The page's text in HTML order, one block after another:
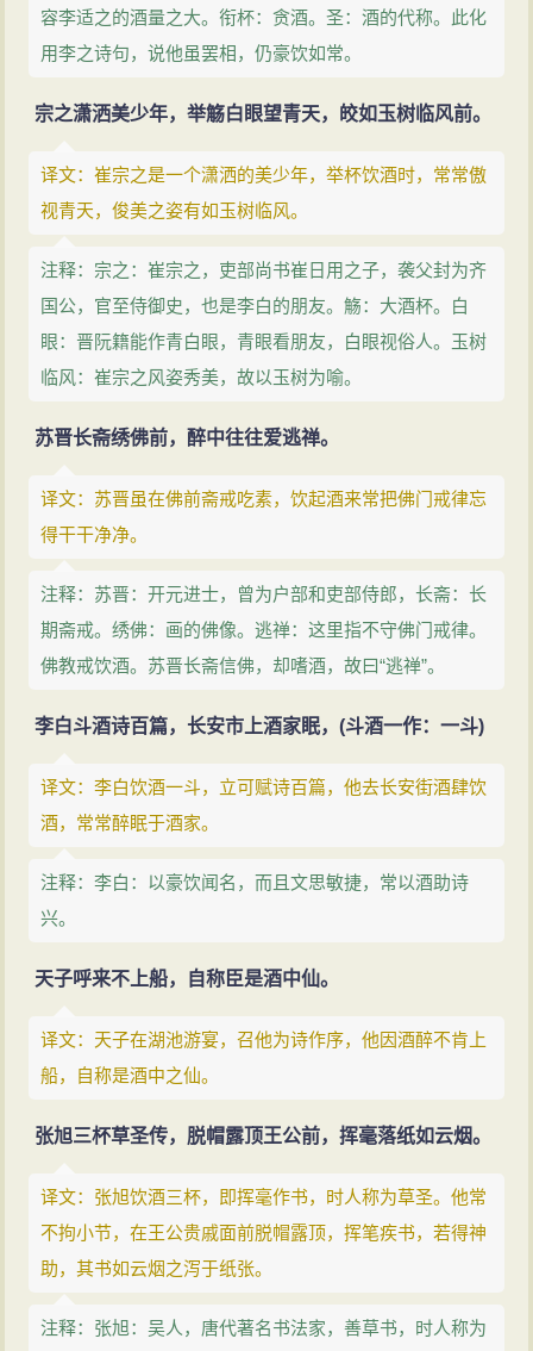
容李适之的酒量之大。衔杯：贪酒。圣：酒的代称。此化
用李之诗句，说他虽罢相，仍豪饮如常。
宗之潇洒美少年，举觞白眼望青天，皎如玉树临风前。
译文：崔宗之是一个潇洒的美少年，举杯饮酒时，常常傲
视青天，俊美之姿有如玉树临风。
注释：宗之：崔宗之，吏部尚书崔日用之子，袭父封为齐
国公，官至侍御史，也是李白的朋友。觞：大酒杯。白
眼：晋阮籍能作青白眼，青眼看朋友，白眼视俗人。玉树
临风：崔宗之风姿秀美，故以玉树为喻。
苏晋长斋绣佛前，醉中往往爱逃禅。
译文：苏晋虽在佛前斋戒吃素，饮起酒来常把佛门戒律忘
得干干净净。
注释：苏晋：开元进士，曾为户部和吏部侍郎，长斋：长
期斋戒。绣佛：画的佛像。逃禅：这里指不守佛门戒律。
佛教戒饮酒。苏晋长斋信佛，却嗜酒，故曰“逃禅”。
李白斗酒诗百篇，长安市上酒家眠，(斗酒一作：一斗)
译文：李白饮酒一斗，立可赋诗百篇，他去长安街酒肆饮
酒，常常醉眠于酒家。
注释：李白：以豪饮闻名，而且文思敏捷，常以酒助诗
兴。
天子呼来不上船，自称臣是酒中仙。
译文：天子在湖池游宴，召他为诗作序，他因酒醉不肯上
船，自称是酒中之仙。
张旭三杯草圣传，脱帽露顶王公前，挥毫落纸如云烟。
译文：张旭饮酒三杯，即挥毫作书，时人称为草圣。他常
不拘小节，在王公贵戚面前脱帽露顶，挥笔疾书，若得神
助，其书如云烟之泻于纸张。
注释：张旭：吴人，唐代著名书法家，善草书，时人称为